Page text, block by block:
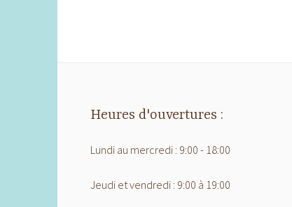
Heures d'ouvertures :
Lundi au mercredi : 9:00 - 18:00
Jeudi et vendredi : 9:00 à 19:00